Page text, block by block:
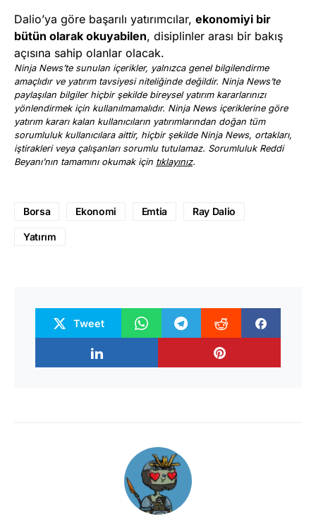
Dalio’ya göre başarılı yatırımcılar, ekonomiyi bir
bütün olarak okuyabilen, disiplinler arası bir bakış
açısına sahip olanlar olacak.
Ninja News’te sunulan içerikler, yalnızca genel bilgilendirme
amaçlıdır ve yatırım tavsiyesi niteliğinde değildir. Ninja News’te
paylaşılan bilgiler hiçbir şekilde bireysel yatırım kararlarınızı
yönlendirmek için kullanılmamalıdır. Ninja News içeriklerine göre
yatırım kararı kalan kullanıcıların yatırımlarından doğan tüm
sorumluluk kullanıcılara aittir, hiçbir şekilde Ninja News, ortakları,
iştirakleri veya çalışanları sorumlu tutulamaz. Sorumluluk Reddi
Beyanı’nın tamamını okumak için tıklayınız.
Borsa Ekonomi Emtia Ray Dalio
Yatırım
Tweet